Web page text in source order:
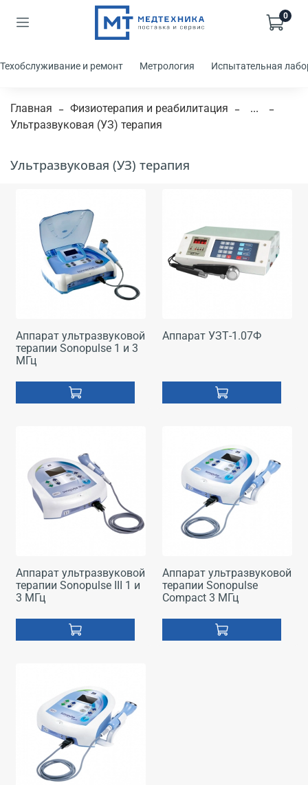
0
Техобслуживание и ремонт Метрология Испытательная
Главная Физиотерапия и реабилитация
...
Ультразвуковая (УЗ) терапия
Ультразвуковая (УЗ) терапия
Аппарат ультразвуковой
терапии Sonopulse 1 и 3
МГц
Аппарат УЗТ-1.07Ф
Аппарат ультразвуковой
терапии Sonopulse III 1 и
3 МГц
Аппарат ультразвуковой
терапии Sonopulse
Compact 3 МГц